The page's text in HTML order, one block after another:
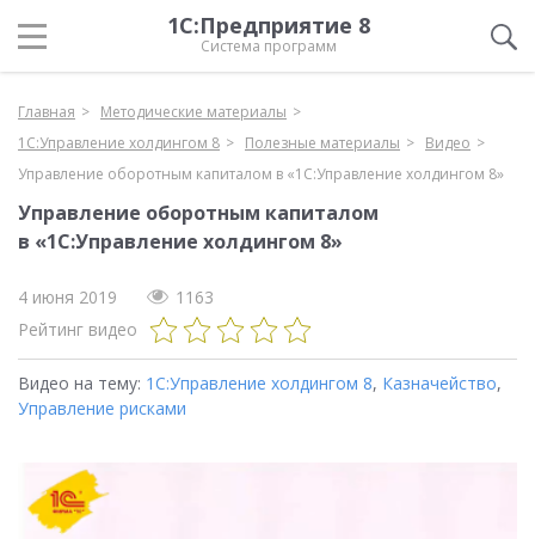
1С:Предприятие 8
Система программ
Главная
Методические материалы
1С:Управление холдингом 8
Полезные материалы
Видео
Управление оборотным капиталом в «1С:Управление холдингом 8»
Управление оборотным капиталом
в «1С:Управление холдингом 8»
4 июня 2019
1163
Рейтинг видео
Видео на тему: 1С:Управление холдингом 8, Казначейство,
Управление рисками